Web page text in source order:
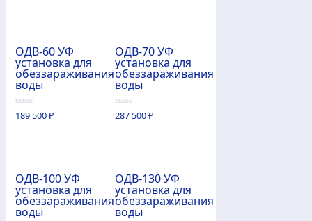
ОДВ-60 УФ
установка для
обеззараживания
воды
0
из
189 500₽
ОДВ-70 УФ
установка для
обеззараживания
воды
0
из
287 500₽
ОДВ-100 УФ
установка для
обеззараживания
воды
ОДВ-130 УФ
установка для
обеззараживания
воды